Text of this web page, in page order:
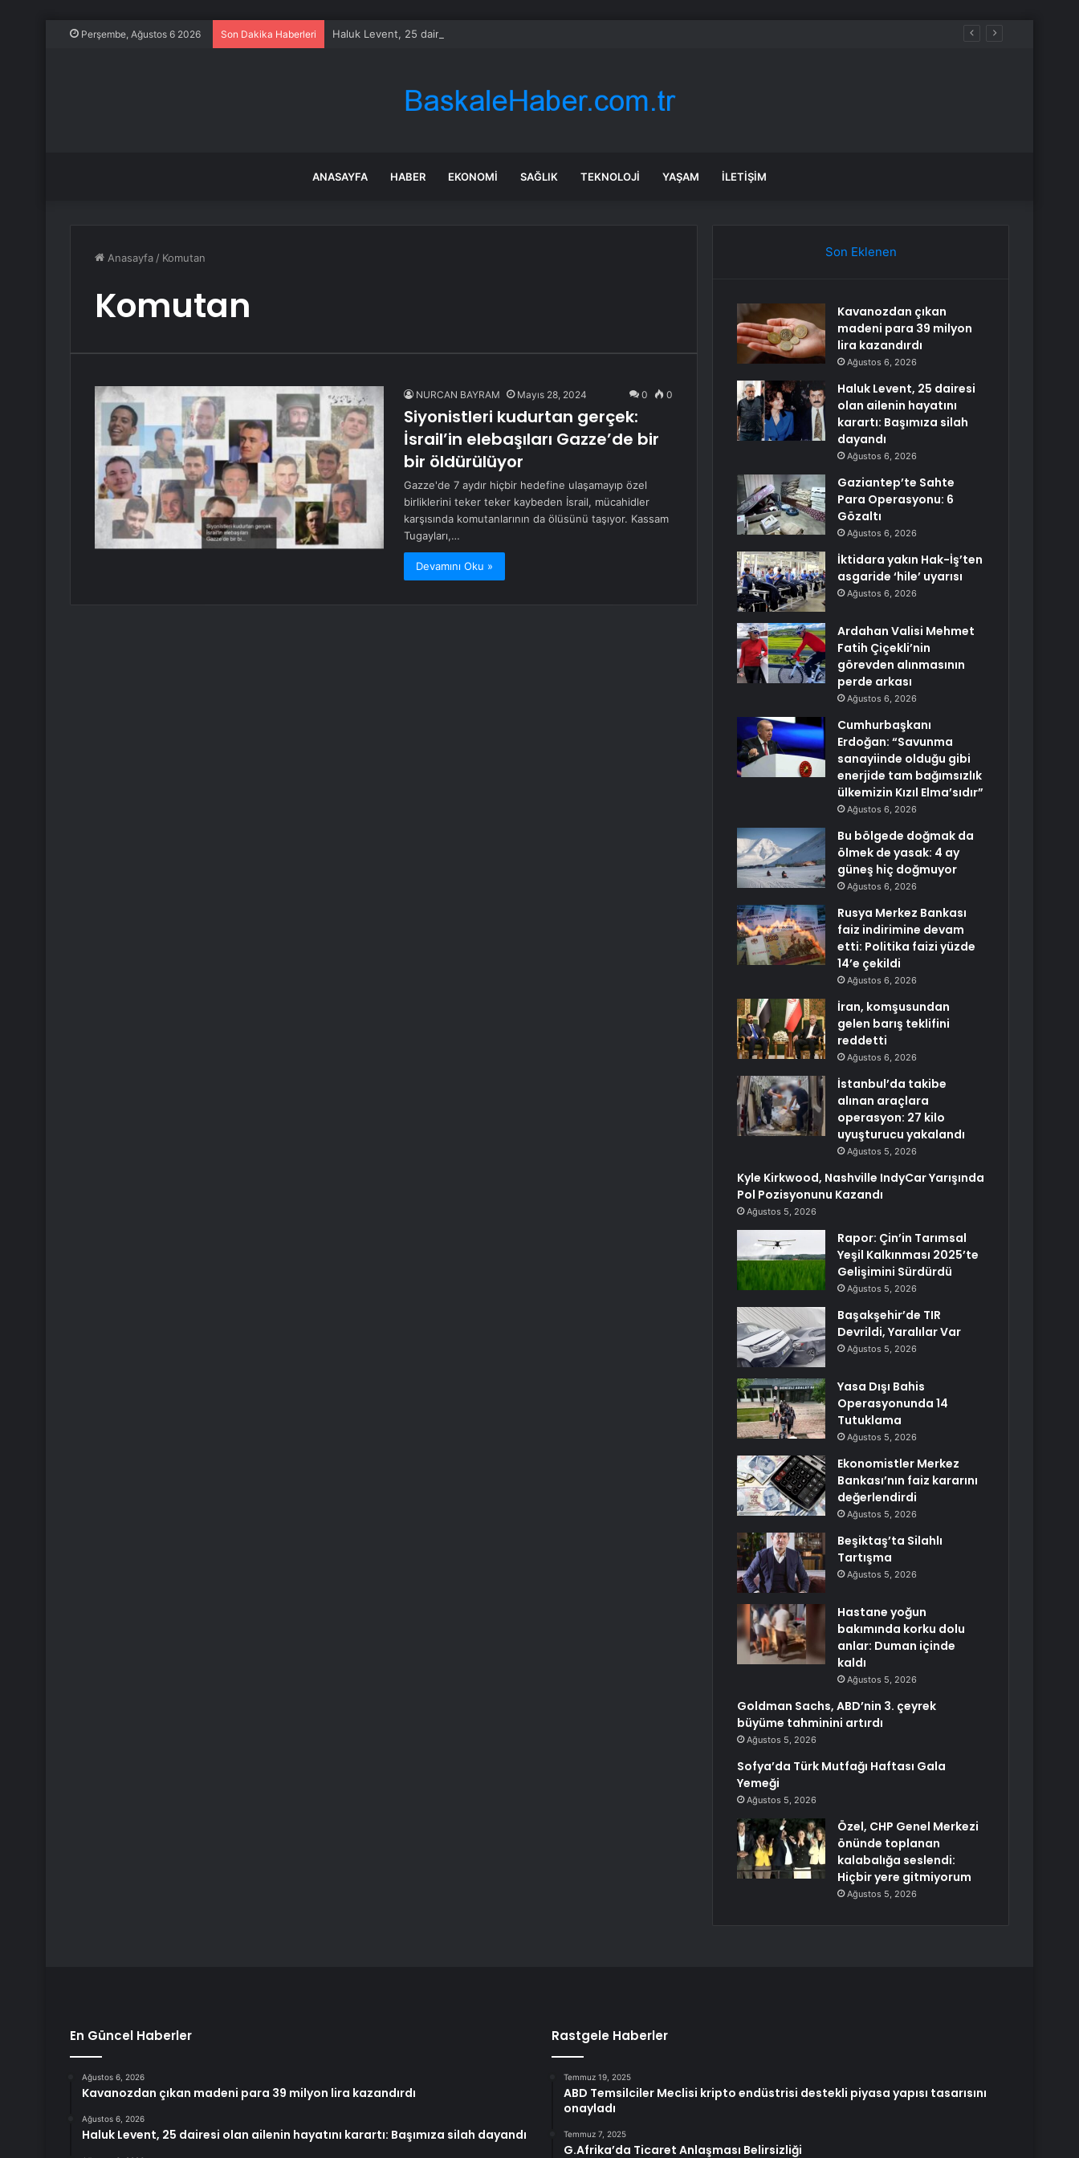
Perşembe, Ağustos 6 2026 Son Dakika Haberleri Haluk Levent, 25 dairesi olan ailenin hayatını karartı: Başımıza silah dayandı
ANASAYFA HABER EKONOMI SAĞLIK TEKNOLOJI YAŞAM İLETIŞIM
Anasayfa / Komutan
Komutan
NURCAN BAYRAM Mayıs 28, 2024 0 0
Siyonistleri kudurtan gerçek:
İsrail’in elebaşıları Gazze’de bir
bir öldürülüyor
Gazze'de 7 aydır hiçbir hedefine ulaşamayıp özel
birliklerini teker teker kaybeden İsrail, mücahidler
karşısında komutanlarının da ölüsünü taşıyor. Kassam
Tugayları,…
Devamını Oku »
Son Eklenen
Kavanozdan çıkan
madeni para 39 milyon
lira kazandırdı
Ağustos 6, 2026
Haluk Levent, 25 dairesi
olan ailenin hayatını
karartı: Başımıza silah
dayandı
Ağustos 6, 2026
Gaziantep’te Sahte
Para Operasyonu: 6
Gözaltı
Ağustos 6, 2026
İktidara yakın Hak-İş’ten
asgaride ‘hile’ uyarısı
Ağustos 6, 2026
Ardahan Valisi Mehmet
Fatih Çiçekli’nin
görevden alınmasının
perde arkası
Ağustos 6, 2026
Cumhurbaşkanı
Erdoğan: “Savunma
sanayiinde olduğu gibi
enerjide tam bağımsızlık
ülkemizin Kızıl Elma’sıdır”
Ağustos 6, 2026
Bu bölgede doğmak da
ölmek de yasak: 4 ay
güneş hiç doğmuyor
Ağustos 6, 2026
Rusya Merkez Bankası
faiz indirimine devam
etti: Politika faizi yüzde
14’e çekildi
Ağustos 6, 2026
İran, komşusundan
gelen barış teklifini
reddetti
Ağustos 6, 2026
İstanbul’da takibe
alınan araçlara
operasyon: 27 kilo
uyuşturucu yakalandı
Ağustos 5, 2026
Kyle Kirkwood, Nashville IndyCar Yarışında
Pol Pozisyonunu Kazandı
Ağustos 5, 2026
Rapor: Çin’in Tarımsal
Yeşil Kalkınması 2025’te
Gelişimini Sürdürdü
Ağustos 5, 2026
Başakşehir’de TIR
Devrildi, Yaralılar Var
Ağustos 5, 2026
Yasa Dışı Bahis
Operasyonunda 14
Tutuklama
Ağustos 5, 2026
Ekonomistler Merkez
Bankası’nın faiz kararını
değerlendirdi
Ağustos 5, 2026
Beşiktaş’ta Silahlı
Tartışma
Ağustos 5, 2026
Hastane yoğun
bakımında korku dolu
anlar: Duman içinde
kaldı
Ağustos 5, 2026
Goldman Sachs, ABD’nin 3. çeyrek
büyüme tahminini artırdı
Ağustos 5, 2026
Sofya’da Türk Mutfağı Haftası Gala
Yemeği
Ağustos 5, 2026
Özel, CHP Genel Merkezi
önünde toplanan
kalabalığa seslendi:
Hiçbir yere gitmiyorum
Ağustos 5, 2026
En Güncel Haberler
Ağustos 6, 2026
Kavanozdan çıkan madeni para 39 milyon lira kazandırdı
Ağustos 6, 2026
Haluk Levent, 25 dairesi olan ailenin hayatını karartı: Başımıza silah dayandı
Rastgele Haberler
Temmuz 19, 2025
ABD Temsilciler Meclisi kripto endüstrisi destekli piyasa yapısı tasarısını
onayladı
Temmuz 7, 2025
G.Afrika’da Ticaret Anlaşması Belirsizliği